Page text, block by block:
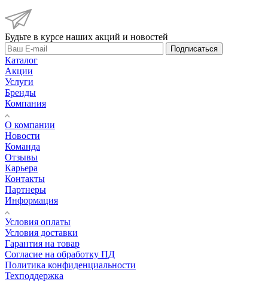
Будьте в курсе наших акций и новостей
Подписаться
Каталог
Акции
Услуги
Бренды
Компания
О компании
Новости
Команда
Отзывы
Карьера
Контакты
Партнеры
Информация
Условия оплаты
Условия доставки
Гарантия на товар
Согласие на обработку ПД
Политика конфиденциальности
Техподдержка